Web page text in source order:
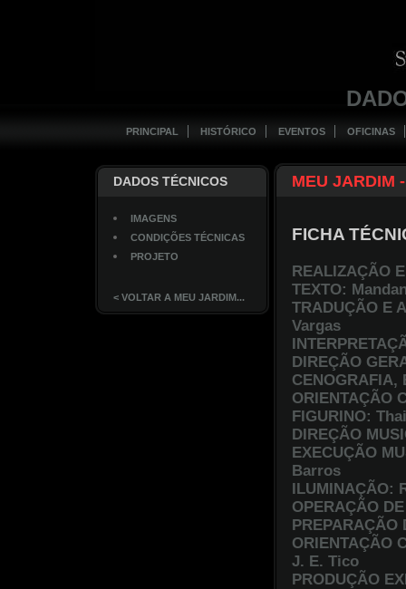
PRINCIPAL HISTÓRICO EVENTOS OFICINAS
DADOS TÉCNICOS
IMAGENS
CONDIÇÕES TÉCNICAS
PROJETO
< VOLTAR A MEU JARDIM...
MEU JARDIM
FICHA
REALIZAÇÃO
TEXTO:
TRADUÇÃO E
Vargas
DIREÇÃO
CENOGRAFIA,
ORIENTAÇÃO
FIGURINO:
DIREÇÃO
EXECUÇÃO
Barros
ILUMINAÇÃO:
OPERAÇÃO
PREPARAÇÃO
ORIENTAÇÃO
J. E. Tico
PRODUÇÃO